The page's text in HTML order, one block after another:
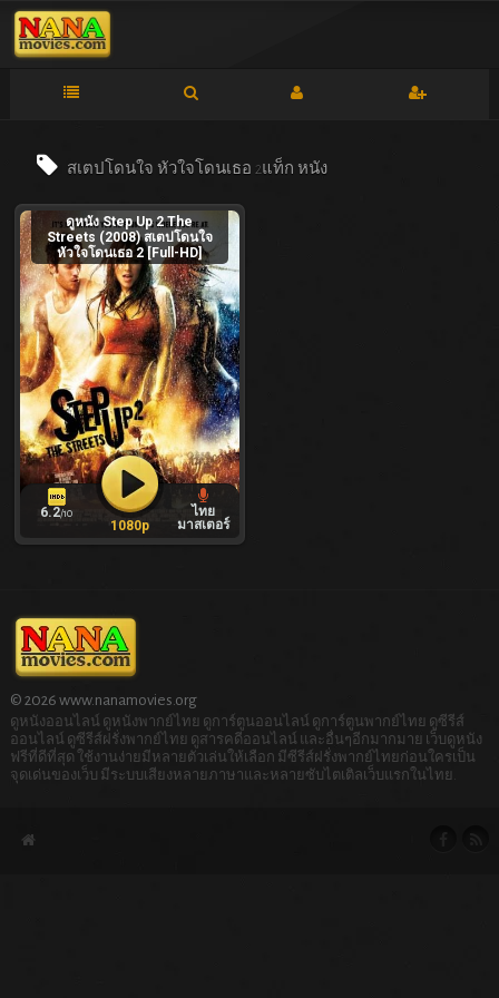
สเตปโดนใจ หัวใจโดนเธอ 2แท็ก หนัง
ดูหนัง Step Up 2 The
Streets (2008) สเตปโดนใจ
หัวใจโดนเธอ 2 [Full-HD]
6.2/10
ไทย
มาสเตอร์
1080p
© 2026 www.nanamovies.org
ดูหนังออนไลน์ ดูหนังพากย์ไทย ดูการ์ตูนออนไลน์ ดูการ์ตูนพากย์ไทย ดูซีรีส์
ออนไลน์ ดูซีรีส์ฝรั่งพากย์ไทย ดูสารคดีออนไลน์ และอื่นๆอีกมากมาย เว็บดูหนัง
ฟรีที่ดีที่สุด ใช้งานง่ายมีหลายตัวเล่นให้เลือก มีซีรีส์ฝรั่งพากย์ไทยก่อนใครเป็น
จุดเด่นของเว็บ มีระบบเสียงหลายภาษาและหลายซับไตเติลเว็บแรกในไทย.